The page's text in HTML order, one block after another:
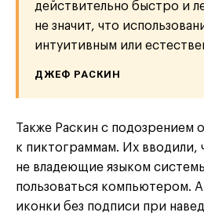
действительно быстро и
не значит, что
интуитивным или
ДЖЕФ РАСКИН
Также Раскин с подозрением
к пиктограммам. Их вводили,
не владеющие языком
пользоваться компьютером.
иконки без подписи при